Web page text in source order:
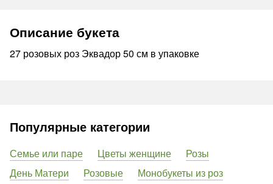
Описание букета
27 розовых роз Эквадор 50 см в упаковке
Популярные категории
Семье или паре Цветы женщине
Розы
День Матери
Розовые
Монобукеты из роз